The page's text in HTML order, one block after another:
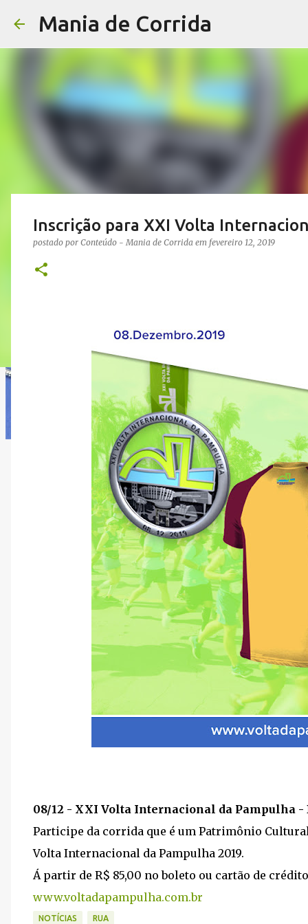
Mania de Corrida
Inscrição para XXI Volta
postado por Conteúdo - Mania de Corrida em fevereiro 12, 2019
08/12 - XXI Volta Internacional da Pampulha
Participe da corrida que é um Patrimônio
Volta Internacional da Pampulha 2019.
Á partir de R$ 85,00 no boleto ou cartão de crédito
www.voltadapampulha.com.br
NOTÍCIAS RUA